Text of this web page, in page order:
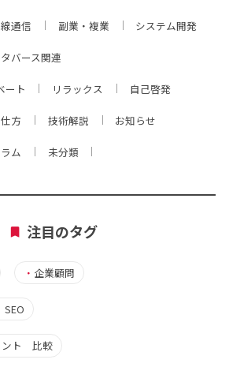
通信 副業・複業 システム開発
バース関連
ート リラックス 自己啓発
方 技術解説 お知らせ
ム 未分類
注目のタグ
・ 企業顧問
ント 比較